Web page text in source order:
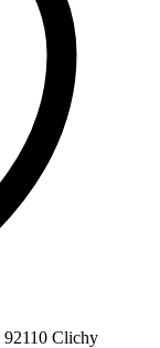
92110 Clichy